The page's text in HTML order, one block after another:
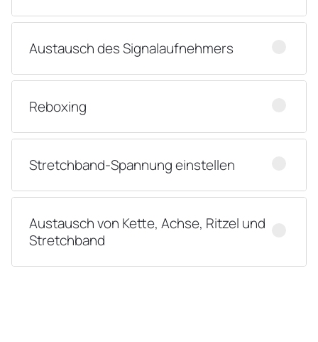
Austausch des Signalaufnehmers
Reboxing
Stretchband-Spannung einstellen
Austausch von Kette, Achse, Ritzel und
Stretchband